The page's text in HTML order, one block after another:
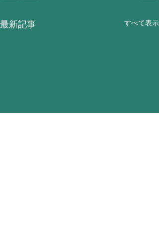
最新記事 すべて表示